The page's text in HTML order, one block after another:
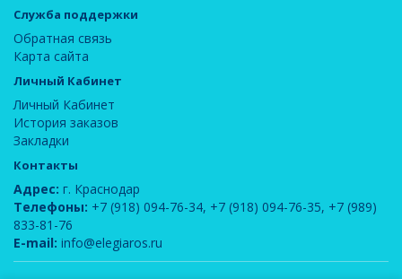
Служба поддержки
Обратная связь
Карта сайта
Личный Кабинет
Личный Кабинет
История заказов
Закладки
Контакты
Адрес: г. Краснодар
Телефоны: +7 (918) 094-76-34, +7 (918) 094-76-35, +7 (989)
833-81-76
E-mail: info@elegiaros.ru